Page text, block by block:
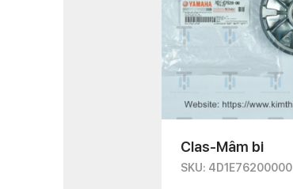
Clas-Mâm bi
SKU: 4D1E76200000